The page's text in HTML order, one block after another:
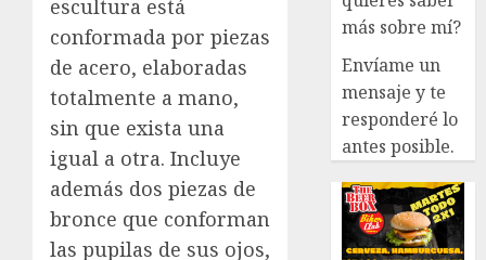
escultura está
conformada por piezas
de acero, elaboradas
totalmente a mano,
sin que exista una
igual a otra. Incluye
además dos piezas de
bronce que conforman
las pupilas de sus ojos,
más sobre mí?
Envíame un
mensaje y te
responderé lo
antes posible.